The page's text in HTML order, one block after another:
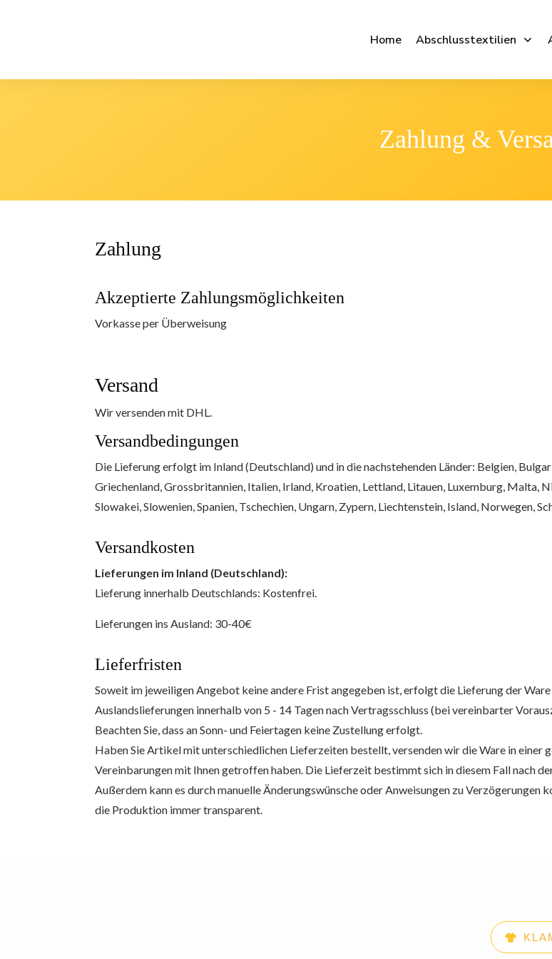
Home Abschlusstextilien
Zahlung &
Zahlung
Akzeptierte Zahlungsmöglichkeiten
Vorkasse per Überweisung
Versand
Wir versenden mit DHL.
Versandbedingungen
Die Lieferung erfolgt im Inland (Deutschland) und in die nachstehenden Länder: Belgien,
Griechenland, Grossbritannien, Italien, Irland, Kroatien, Lettland, Litauen, Luxemburg, Malta,
Slowakei, Slowenien, Spanien, Tschechien, Ungarn, Zypern, Liechtenstein, Island, Norwegen,
Versandkosten
Lieferungen im Inland (Deutschland):
Lieferung innerhalb Deutschlands: Kostenfrei.
Lieferungen ins Ausland: 30-40€
Lieferfristen
Soweit im jeweiligen Angebot keine andere Frist angegeben ist, erfolgt die Lieferung der
Auslandslieferungen innerhalb von 5 - 14 Tagen nach Vertragsschluss (bei vereinbarter
Beachten Sie, dass an Sonn- und Feiertagen keine Zustellung erfolgt.
Haben Sie Artikel mit unterschiedlichen Lieferzeiten bestellt, versenden wir die Ware in einer
Vereinbarungen mit Ihnen getroffen haben. Die Lieferzeit bestimmt sich in diesem Fall nach
Außerdem kann es durch manuelle Änderungswünsche oder Anweisungen zu
die Produktion immer transparent.